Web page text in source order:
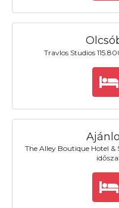
Travlos Studios
The Alley Boutique Hotel